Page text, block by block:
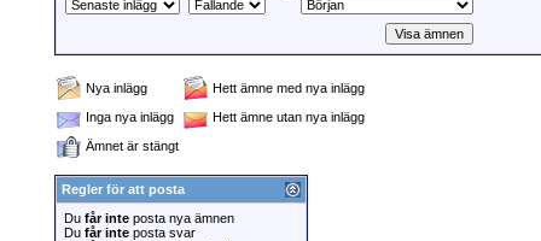
Nya inlägg
Hett ämne med nya inlägg
Inga nya inlägg
Hett ämne utan nya inlägg
Ämnet är stängt
Regler för att posta
Du får inte posta nya ämnen
Du får inte posta svar